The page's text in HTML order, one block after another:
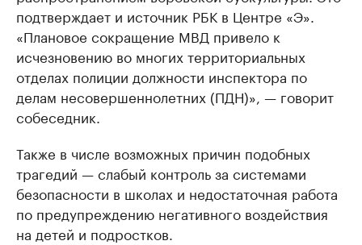
подтверждает и источник РБК в Центре «Э».
«Плановое сокращение МВД привело к
исчезновению во многих территориальных
отделах полиции должности инспектора по
делам несовершеннолетних (ПДН)», — говорит
собеседник.
Также в числе возможных причин подобных
трагедий — слабый контроль за системами
безопасности в школах и недостаточная работа
по предупреждению негативного воздействия
на детей и подростков.